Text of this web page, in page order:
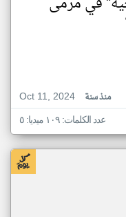
Oct 11, 2024
منذ سنة
عدد الكلمات: ١٠٩ ميديا: ٥